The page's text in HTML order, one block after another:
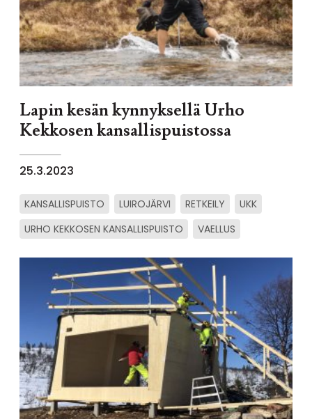
Lapin kesän kynnyksellä Urho
Kekkosen kansallispuistossa
25.3.2023
KANSALLISPUISTO LUIROJÄRVI RETKEILY
UKK
URHO KEKKOSEN KANSALLISPUISTO
VAELLUS